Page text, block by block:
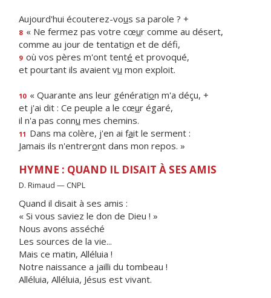
Aujourd'hui écouterez-vous sa parole ? +
8 « Ne fermez pas votre cœur comme au désert,
comme au jour de tentation et de défi,
9 où vos pères m'ont tenté et provoqué,
et pourtant ils avaient vu mon exploit.
10 « Quarante ans leur génération m'a déçu, +
et j'ai dit : Ce peuple a le cœur égaré,
il n'a pas connu mes chemins.
11 Dans ma colère, j'en ai fait le serment :
Jamais ils n'entreront dans mon repos. »
HYMNE : QUAND IL DISAIT À SES AMIS
D. Rimaud — CNPL
Quand il disait à ses amis :
« Si vous saviez le don de Dieu ! »
Nous avons asséché
Les sources de la vie...
Mais ce matin, Alléluia !
Notre naissance a jailli du tombeau !
Alléluia, Alléluia, Jésus est vivant.